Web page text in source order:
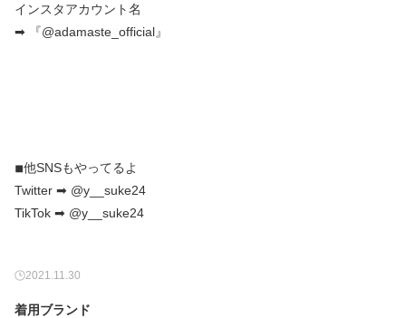
インスタアカウント名
➡︎ 『@adamaste_official』
◾︎他SNSもやってるよ
Twitter ➡︎ @y__suke24
2021.11.30
着用ブランド